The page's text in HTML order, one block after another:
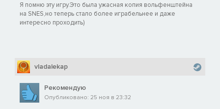
Я помню эту игру.Это была ужасная копия вольфенштейна
на SNES,но теперь стало более играбельнее и даже
интересно проходить)
vladalekap
Рекомендую
Опубликовано: 25 ноя в 23:32